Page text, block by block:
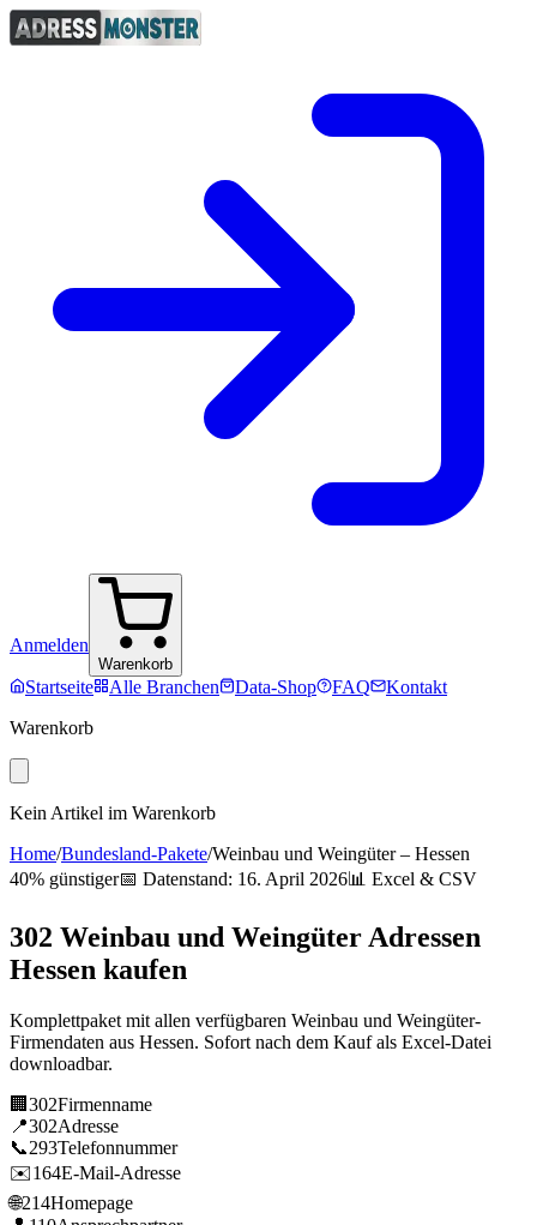
Anmelden
Warenkorb
Startseite Alle Branchen Data-Shop FAQ
Kontakt
Warenkorb
Kein Artikel im Warenkorb
Home/Bundesland-Pakete/Weinbau und Weingüter– Hessen
40% günstiger📅 Datenstand: 16. April 2026📊 Excel & CSV
302 Weinbau und Weingüter Adressen
Hessen kaufen
Komplettpaket mit allen verfügbaren Weinbau und Weingüter-
Firmendaten aus Hessen. Sofort nach dem Kauf als Excel-Datei
downloadbar.
🏢 302Firmenname
📍302Adresse
📞293Telefonnummer
✉️164E-Mail-Adresse
🌐214Homepage